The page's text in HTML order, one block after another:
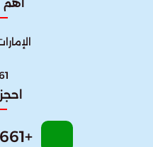
اهم
+971565545661